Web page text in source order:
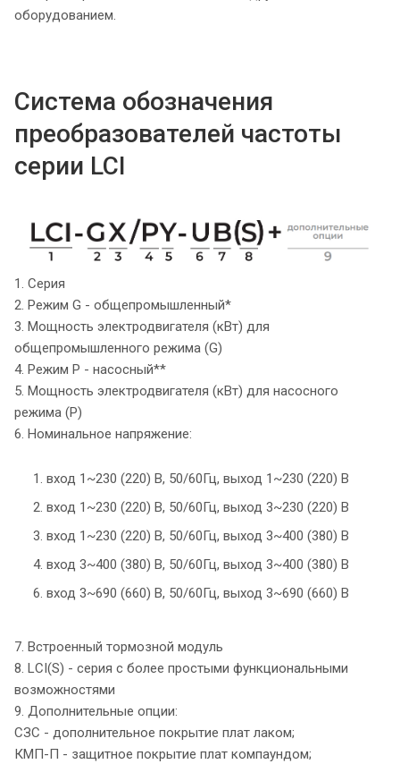
оборудованием.
Система обозначения
преобразователей частоты
серии LCI
1. Серия
2. Режим G - общепромышленный*
3. Мощность электродвигателя (кВт) для
общепромышленного режима (G)
4. Режим P - насосный**
5. Мощность электродвигателя (кВт) для насосного
режима (P)
6. Номинальное напряжение:
1. вход 1~230 (220) В, 50/60Гц, выход 1~230 (220) В
2. вход 1~230 (220) В, 50/60Гц, выход 3~230 (220) В
3. вход 1~230 (220) В, 50/60Гц, выход 3~400 (380) В
4. вход 3~400 (380) В, 50/60Гц, выход 3~400 (380) В
6. вход 3~690 (660) В, 50/60Гц, выход 3~690 (660) В
7. Встроенный тормозной модуль
8. LCI(S) - серия с более простыми функциональными
возможностями
9. Дополнительные опции:
СЗС - дополнительное покрытие плат лаком;
КМП-П - защитное покрытие плат компаундом;